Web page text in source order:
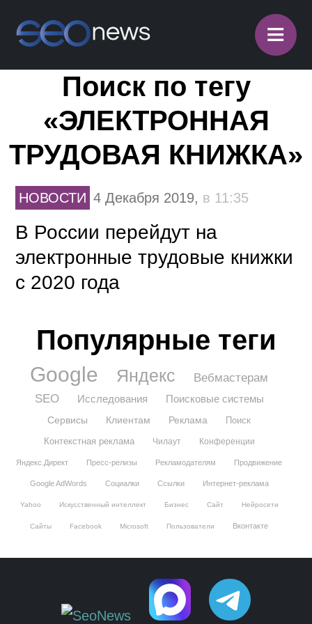
≡
Поиск по тегу
«ЭЛЕКТРОННАЯ
ТРУДОВАЯ КНИЖКА»
НОВОСТИ 4 Декабря 2019, в 11:35
В России перейдут на
электронные трудовые книжки
с 2020 года
Популярные теги
Google Яндекс
Вебмастерам
SEO
Исследования Поисковые системы
Сервисы Клиентам Реклама
Поиск
Контекстная реклама
Чилаут Конференции
Яндекс.Директ Пресс-релизы Рекламодателям Продвижение
Google AdWords Социалки Ссылки Интернет-реклама
Yahoo Искусственный интеллект Бизнес Сайт Нейросети
Сайты Facebook Microsoft Пользователи Вконтакте